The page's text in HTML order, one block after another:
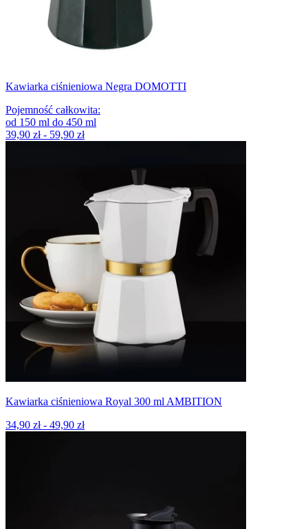
Kawiarka ciśnieniowa Negra DOMOTTI
Pojemność całkowita:
od 150 ml do 450 ml
39,90 zł - 59,90 zł
Kawiarka ciśnieniowa Royal 300 ml AMBITION
34,90 zł - 49,90 zł